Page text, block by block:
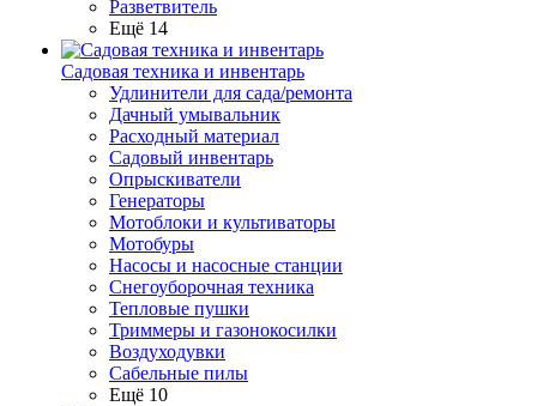
Разветвитель
Ещё 14
Садовая техника и инвентарь
Удлинители для сада/ремонта
Дачный умывальник
Расходный материал
Садовый инвентарь
Опрыскиватели
Генераторы
Мотоблоки и культиваторы
Мотобуры
Насосы и насосные станции
Снегоуборочная техника
Тепловые пушки
Триммеры и газонокосилки
Воздуходувки
Сабельные пилы
Ещё 10